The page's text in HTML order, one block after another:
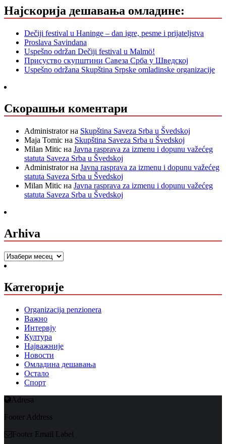
Најскорија дешавања омладине:
Dečiji festival u Haninge – dan igre, pesme i prijateljstva
Proslava Savindana
Uspešno održan Dečiji festival u Malmö!
Присуство скупштини Савеза Срба у Шведској
Uspešno održana Skupština Srpske omladinske organizacije
Скорашњи коментари
Administratorна Skupština Saveza Srba u Švedskoj
Maja Tomic на Skupština Saveza Srba u Švedskoj
Milan Mitic на Javna rasprava za izmenu i dopunu važećeg
statuta Saveza Srba u Švedskoj
Administratorна Javna rasprava za izmenu i dopunu važećeg
statuta Saveza Srba u Švedskoj
Milan Mitic на Javna rasprava za izmenu i dopunu važećeg
statuta Saveza Srba u Švedskoj
Arhiva
Arhiva
Категорије
Organizacija penzionera
Важно
Интервју
Култура
Најважније
Новости
Омладина дешавања
Остало
Спорт
Adresa
Footer Address
Footer Email Label